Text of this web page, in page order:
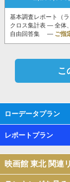
基本調査レポート（
クロス集計表 ― 全体、
自由回答集 ― ご指
ローデータプラン
レポートプラン
映画館 東北 関連